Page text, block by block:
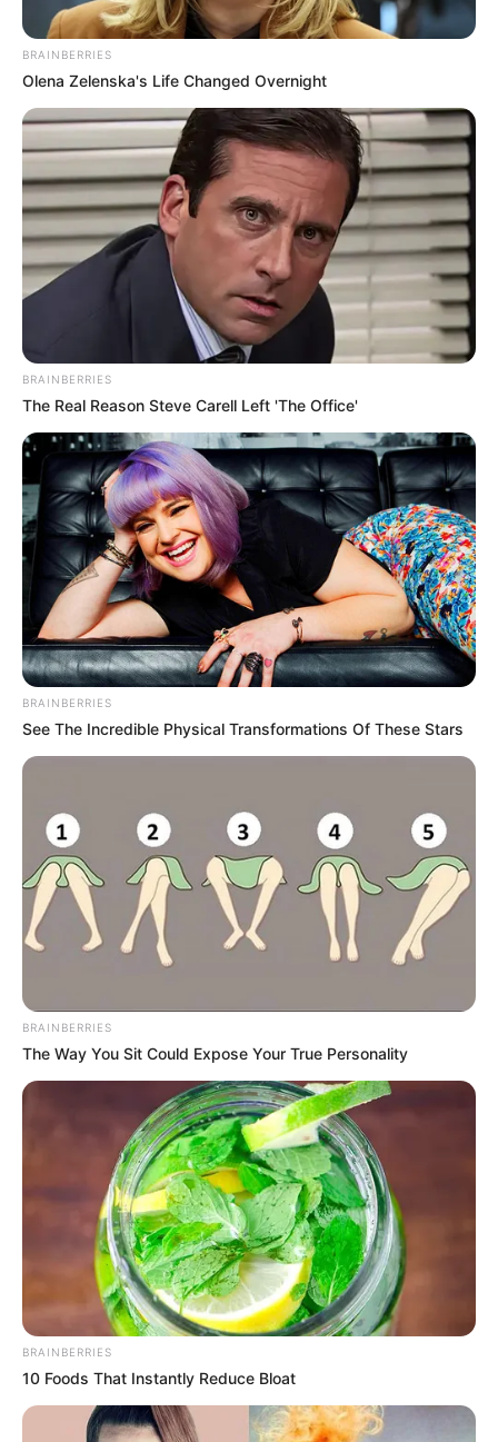
BRAINBERRIES
Olena Zelenska's Life Changed Overnight
BRAINBERRIES
The Real Reason Steve Carell Left 'The Office'
BRAINBERRIES
See The Incredible Physical Transformations Of These Stars
BRAINBERRIES
The Way You Sit Could Expose Your True Personality
BRAINBERRIES
10 Foods That Instantly Reduce Bloat